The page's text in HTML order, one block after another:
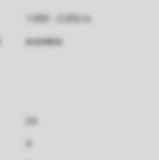
1.000 - 2.055 m
available